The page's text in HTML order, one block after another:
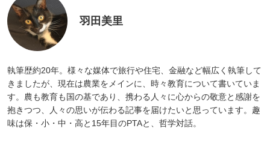
羽田美里
執筆歴約20年。様々な媒体で旅行や住宅、金融など幅広く執筆して
きましたが、現在は農業をメインに、時々教育について書いていま
す。農も教育も国の基であり、携わる人々に心からの敬意と感謝を
抱きつつ、人々の思いが伝わる記事を届けたいと思っています。趣
味は保・小・中・高と15年目のPTAと、哲学対話。